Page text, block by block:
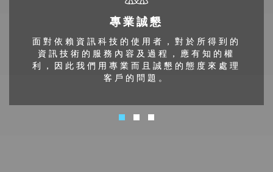
專業誠懇
面對依賴資訊科技的使用者，對於所得到的
資訊技術的服務內容及過程，應有知的權
利，因此我們用專業而且誠懇的態度來處理
客戶的問題。